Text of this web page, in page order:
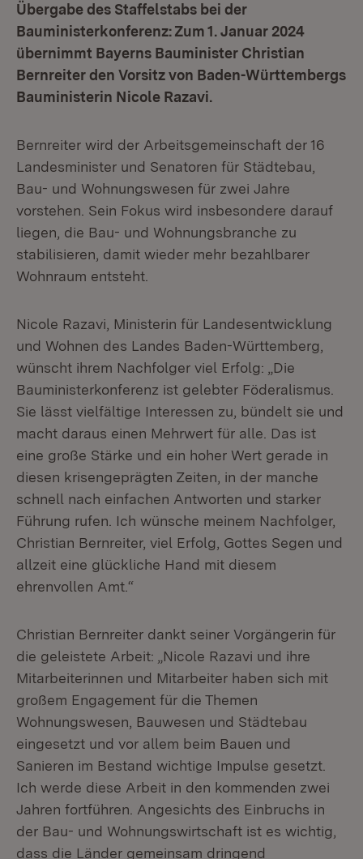
Übergabe des Staffelstabs bei der
Bauministerkonferenz: Zum 1. Januar 2024
übernimmt Bayerns Bauminister Christian
Bernreiter den Vorsitz von Baden-Württembergs
Bauministerin Nicole Razavi.
Bernreiter wird der Arbeitsgemeinschaft der 16
Landesminister und Senatoren für Städtebau,
Bau- und Wohnungswesen für zwei Jahre
vorstehen. Sein Fokus wird insbesondere darauf
liegen, die Bau- und Wohnungsbranche zu
stabilisieren, damit wieder mehr bezahlbarer
Wohnraum entsteht.
Nicole Razavi, Ministerin für Landesentwicklung
und Wohnen des Landes Baden-Württemberg,
wünscht ihrem Nachfolger viel Erfolg: „Die
Bauministerkonferenz ist gelebter Föderalismus.
Sie lässt vielfältige Interessen zu, bündelt sie und
macht daraus einen Mehrwert für alle. Das ist
eine große Stärke und ein hoher Wert gerade in
diesen krisengeprägten Zeiten, in der manche
schnell nach einfachen Antworten und starker
Führung rufen. Ich wünsche meinem Nachfolger,
Christian Bernreiter, viel Erfolg, Gottes Segen und
allzeit eine glückliche Hand mit diesem
ehrenvollen Amt.“
Christian Bernreiter dankt seiner Vorgängerin für
die geleistete Arbeit: „Nicole Razavi und ihre
Mitarbeiterinnen und Mitarbeiter haben sich mit
großem Engagement für die Themen
Wohnungswesen, Bauwesen und Städtebau
eingesetzt und vor allem beim Bauen und
Sanieren im Bestand wichtige Impulse gesetzt.
Ich werde diese Arbeit in den kommenden zwei
Jahren fortführen. Angesichts des Einbruchs in
der Bau- und Wohnungswirtschaft ist es wichtig,
dass die Länder gemeinsam dringend